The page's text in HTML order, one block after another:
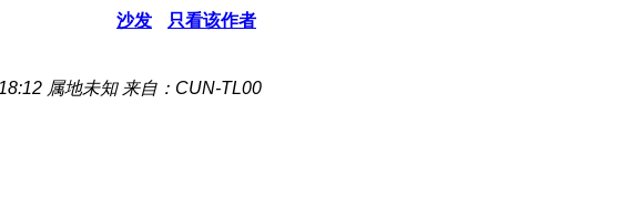
沙发 只看该作者
属地未知 来自：CUN-TL00